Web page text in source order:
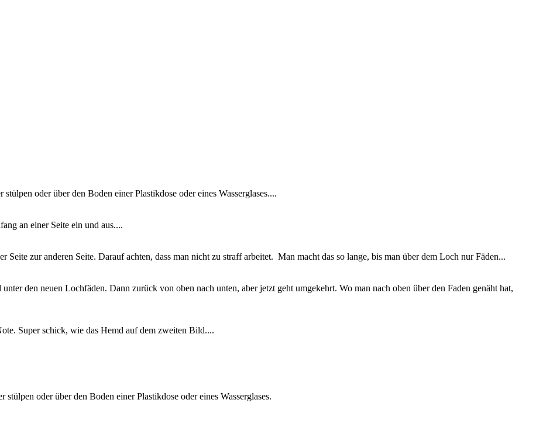
oder über den Boden einer Plastikdose oder eines Wasserglases....
an einer Seite ein und aus....
zur anderen Seite. Darauf achten, dass man nicht zu straff arbeitet. Man macht das so lange, bis man über dem Loch nur Fäden...
den neuen Lochfäden. Dann zurück von oben nach unten, aber jetzt geht umgekehrt. Wo man nach oben über den Faden genäht hat,
Super schick, wie das Hemd auf dem zweiten Bild....
oder über den Boden einer Plastikdose oder eines Wasserglases.